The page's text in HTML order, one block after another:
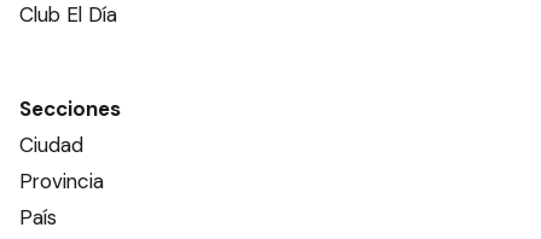
Club El Día
Secciones
Ciudad
Provincia
País